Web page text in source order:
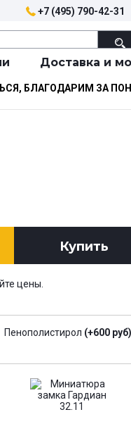
+7 (495) 790-42-31
Доставка и
БЛАГОДАРИМ ЗА
Купить
цены.
Пенополистирол (+600 руб)